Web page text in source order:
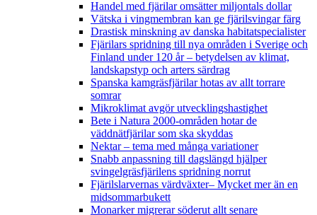
Handel med fjärilar omsätter miljontals dollar
Vätska i vingmembran kan ge fjärilsvingar färg
Drastisk minskning av danska habitatspecialister
Fjärilars spridning till nya områden i Sverige och
Finland under 120 år– betydelsen av klimat,
landskapstyp och arters särdrag
Spanska kamgräsfjärilar hotas av allt torrare
somrar
Mikroklimat avgör utvecklingshastighet
Bete i Natura 2000-områden hotar de
väddnätfjärilar som ska skyddas
Nektar – tema med många variationer
Snabb anpassning till dagslängd hjälper
svingelgräsfjärilens spridning norrut
Fjärilslarvernas värdväxter– Mycket mer än en
midsommarbukett
Monarker migrerar söderut allt senare